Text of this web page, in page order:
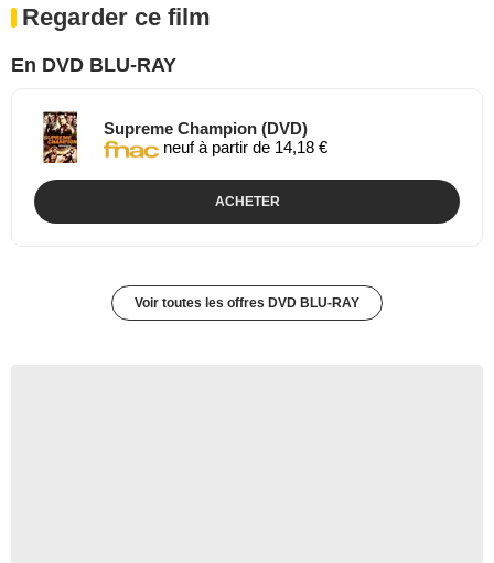
Regarder ce film
En DVD BLU-RAY
Supreme Champion (DVD)
neuf à partir de 14,18 €
ACHETER
Voir toutes les offres DVD BLU-RAY